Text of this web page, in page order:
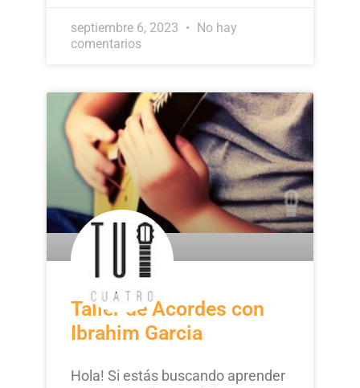
septiembre 6, 2023
No hay
comentarios
Taller de Acordes con
Ibrahim Garcia
Hola! Si estás buscando aprender